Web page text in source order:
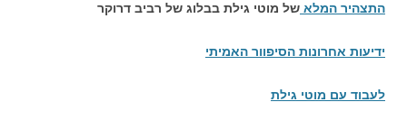
התצהיר המלא של מוטי גילת בבלוג של רביב דרוקר
ידיעות אחרונות הסיפוור האמיתי
לעבוד עם מוטי גילת